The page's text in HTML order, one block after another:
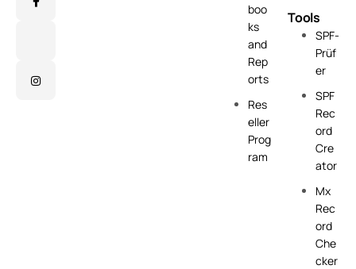
boo
ks
and
Rep
orts
Res
eller
Prog
ram
Tools
SPF-
Prüf
er
SPF
Rec
ord
Cre
ator
Mx
Rec
ord
Che
cker